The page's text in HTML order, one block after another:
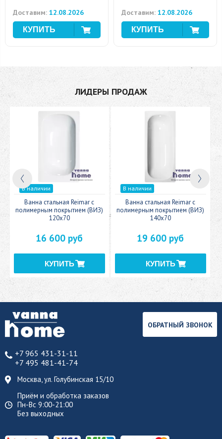
Доставим: 12.08.2026 Доставим: 12.08.2026
ЛИДЕРЫ ПРОДАЖ
В наличии
Ванна стальная Reimar с
полимерным покрытием (ВИЗ)
120x70
16 600 руб
В наличии
Ванна стальная Reimar с
полимерным покрытием (ВИЗ)
140x70
19 600 руб
+7 965 431-31-11
+7 495 481-41-74
Москва, ул. Голубинская 15/10
Приём и обработка заказов
Пн-Вс 9:00-21:00
Без выходных
ОБРАТНЫЙ ЗВОНОК